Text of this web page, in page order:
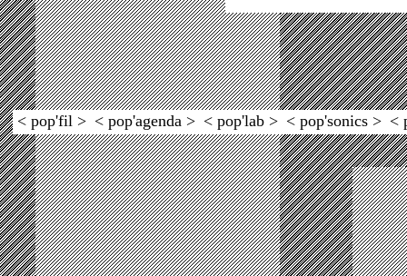
< pop'fil > < pop'agenda > < pop'lab > < pop'sonics > <